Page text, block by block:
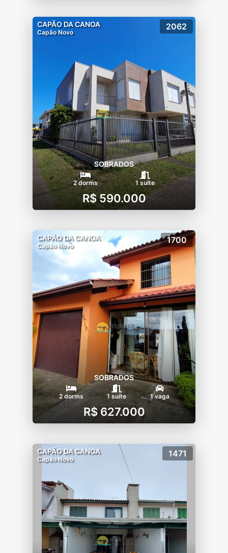
CAPÃO DA CANOA
Capão Novo
2062
SOBRADOS
2 dorms 1 suíte
R$ 590.000
CAPÃO DA CANOA
Capão Novo
1700
SOBRADOS
2 dorms 1 suíte 1 vaga
R$ 627.000
CAPÃO DA CANOA
Capão Novo
1471